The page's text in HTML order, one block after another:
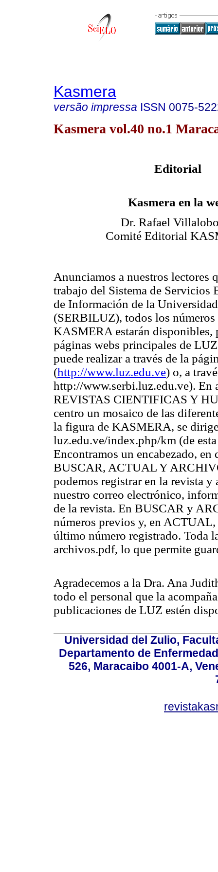
Kasmera
versão impressa ISSN 0075-
Kasmera vol.40 no.1
Editorial
Kasmera en la
Dr. Rafael
Comité Editorial
Anunciamos a nuestros lectores
trabajo del Sistema de Servicios
de Información de la
(SERBILUZ), todos los
KASMERA estarán disponibles,
páginas webs principales de
puede realizar a través de la
(http://www.luz.edu.ve) o, a
http://www.serbi.luz.edu.ve). En
REVISTAS CIENTIFICAS Y
centro un mosaico de las
la figura de KASMERA, se
luz.edu.ve/index.php/km (de
Encontramos un encabezado,
BUSCAR, ACTUAL Y
podemos registrar en la revista
nuestro correo electrónico,
de la revista. En BUSCAR y
números previos y, en
último número registrado. Toda
archivos.pdf, lo que permite
Agradecemos a la Dra. Ana
todo el personal que la
publicaciones de LUZ estén
Universidad del Zulio,
Departamento de
526, Maracaibo 4001-A,